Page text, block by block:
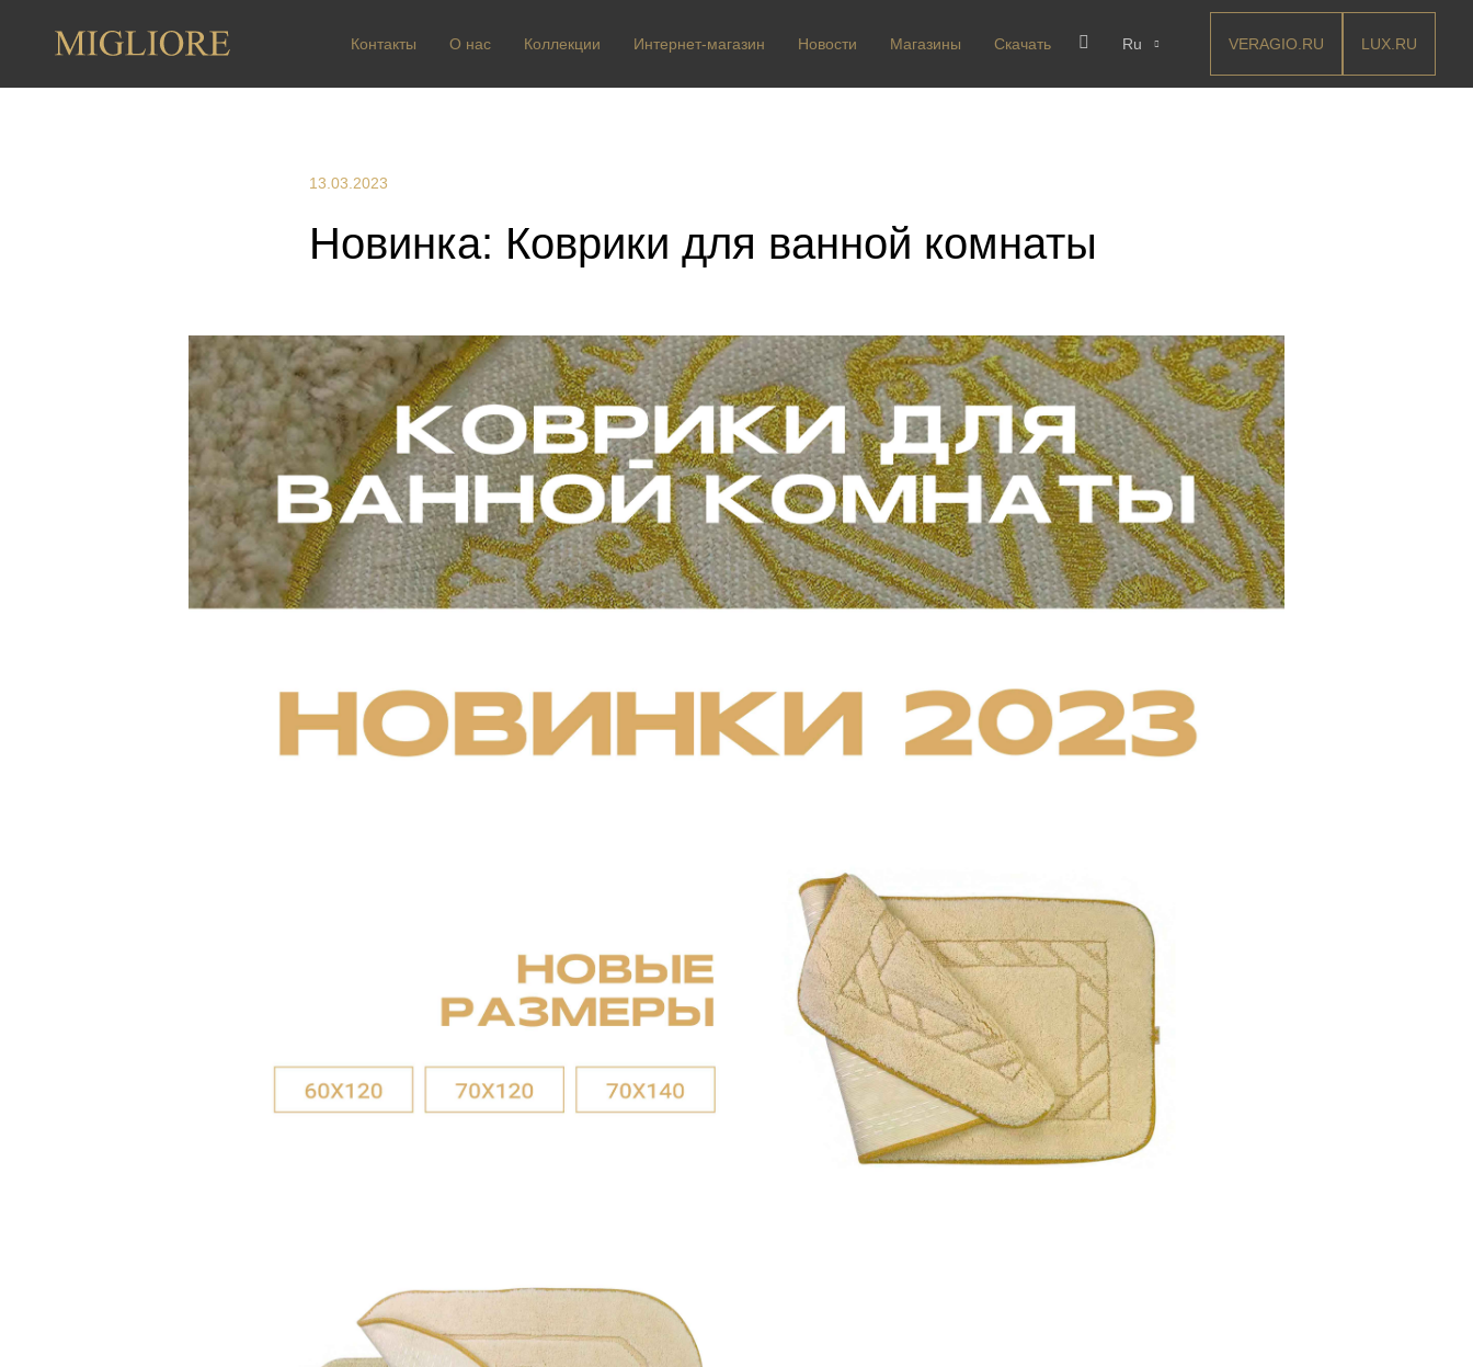
Контакты О нас Коллекции Интернет-магазин Новости Магазины Скачать Ru VERAGIO.RU LUX.RU
13.03.2023
Новинка: Коврики для ванной комнаты